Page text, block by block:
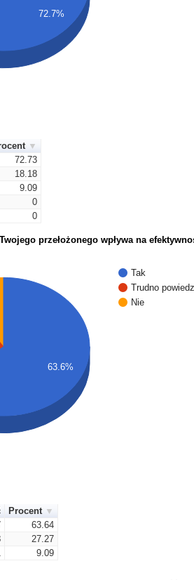
72.7%
72.73
18.18
9.09
0
0
przełożonego wpływa na
Tak
Trudno
Nie
63.6%
Procent
63.64
27.27
9.09